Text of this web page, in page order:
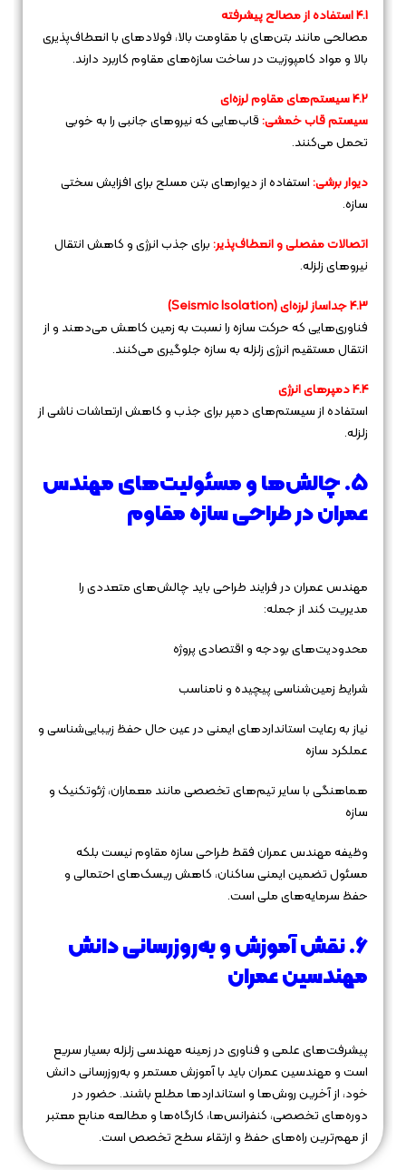
4.1 استفاده از مصالح پیشرفته
مصالحی مانند بتن‌های با مقاومت بالا، فولادهای با انعطاف‌پذیری
بالا و مواد کامپوزیت در ساخت سازه‌های مقاوم کاربرد دارند.
4.2 سیستم‌های مقاوم لرزه‌ای
سیستم قاب خمشی:قاب‌هایی که نیروهای جانبی را به خوبی
تحمل می‌کنند.
دیوار برشی:استفاده از دیوارهای بتن مسلح برای افزایش سختی
سازه.
اتصالات مفصلی و انعطاف‌پذیر:برای جذب انرژی و کاهش انتقال
نیروهای زلزله.
4.3 جداساز لرزه‌ای (Seismic Isolation)
فناوری‌هایی که حرکت سازه را نسبت به زمین کاهش می‌دهند و از
انتقال مستقیم انرژی زلزله به سازه جلوگیری می‌کنند.
4.4 دمپرهای انرژی
استفاده از سیستم‌های دمپر برای جذب و کاهش ارتعاشات ناشی از
زلزله.
5. چالش‌ها و مسئولیت‌های مهندس
عمران در طراحی سازه مقاوم
مهندس عمران در فرایند طراحی باید چالش‌های متعددی را
مدیریت کند از جمله:
محدودیت‌های بودجه و اقتصادی پروژه
شرایط زمین‌شناسی پیچیده و نامناسب
نیاز به رعایت استانداردهای ایمنی در عین حال حفظ زیبایی‌شناسی و
عملکرد سازه
هماهنگی با سایر تیم‌های تخصصی مانند معماران، ژئوتکنیک و
سازه
وظیفه مهندس عمران فقط طراحی سازه مقاوم نیست بلکه
مسئول تضمین ایمنی ساکنان، کاهش ریسک‌های احتمالی و
حفظ سرمایه‌های ملی است.
6. نقش آموزش و به‌روزرسانی دانش
مهندسین عمران
پیشرفت‌های علمی و فناوری در زمینه مهندسی زلزله بسیار سریع
است و مهندسین عمران باید با آموزش مستمر و به‌روزرسانی دانش
خود، از آخرین روش‌ها و استانداردها مطلع باشند. حضور در
دوره‌های تخصصی، کنفرانس‌ها، کارگاه‌ها و مطالعه منابع معتبر
از مهم‌ترین راه‌های حفظ و ارتقاء سطح تخصص است.